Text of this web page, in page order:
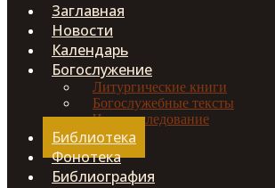
Заглавная
Новости
Календарь
Богослужение
Литургические книги
Богослужебные тексты
Чинопоследование
Библиотека
Фонотека
Библиография